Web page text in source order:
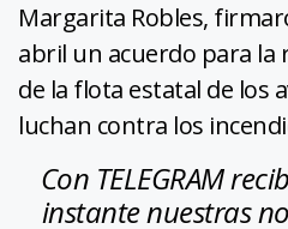
Margarita Robles,
abril un acuerdo para la
de la flota estatal de los
luchan contra los
Con TELEGRAM
instante nuestras